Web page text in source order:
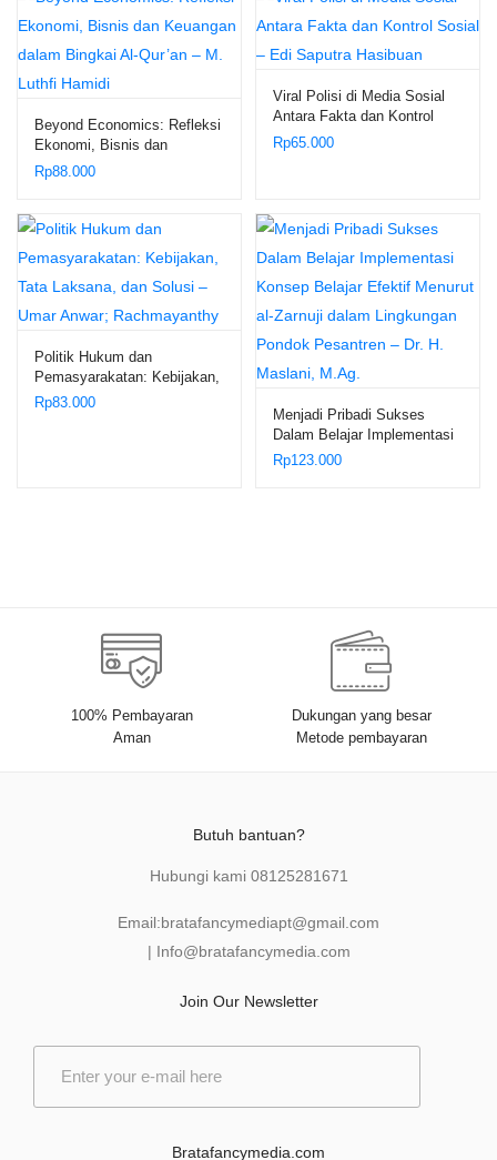
Beyond Economics: Refleksi
Ekonomi, Bisnis dan
Keuangan dalam Bingkai Al-
Qur’an – M. Luthfi Hamidi
Rp88.000
Viral Polisi di Media Sosial
Antara Fakta dan Kontrol
Sosial – Edi Saputra
Hasibuan
Rp65.000
Politik Hukum dan
Pemasyarakatan: Kebijakan,
Tata Laksana, dan Solusi –
Rp83.000
Menjadi Pribadi Sukses
Dalam Belajar Implementasi
Konsep Belajar Efektif
Rp123.000
100% Pembayaran
Aman
Dukungan yang besar
Metode pembayaran
Butuh bantuan?
Hubungi kami 08125281671
Email:bratafancymediapt@gmail.com
| Info@bratafancymedia.com
Join Our Newsletter
Bratafancymedia.com